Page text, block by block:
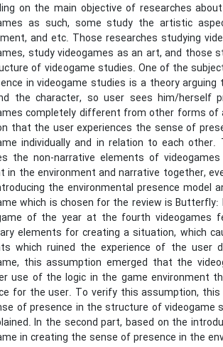
on the main objective of researches
as such, some study the artistic
and etc. Those researches studying
study videogames as an art, and
of videogame studies. One of the
in videogame studies is a theory
the character, so user sees him/herself
completely different from other forms
that the user experiences the sense of
individually and in relation to each
the non-narrative elements of
in the environment and narrative together,
the environmental presence model
which is chosen for the review is
of the year at the fourth videogames
elements for creating a situation, which
which ruined the experience of the user
this assumption emerged that the
use of the logic in the game environment
for the user. To verify this assumption,
of presence in the structure of videogame
In the second part, based on the
in creating the sense of presence in the